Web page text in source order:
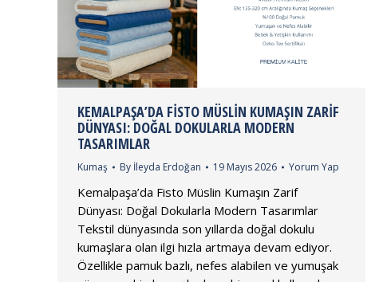
KEMALPAŞA’DA FISTO MÜSLIN KUMAŞIN ZARIF
DÜNYASI: DOĞAL DOKULARLA MODERN
TASARIMLAR
Kumaş By İleyda Erdoğan 19 Mayıs 2026 Yorum Yap
Kemalpaşa’da Fisto Müslin Kumaşın Zarif
Dünyası: Doğal Dokularla Modern Tasarımlar
Tekstil dünyasında son yıllarda doğal dokulu
kumaşlara olan ilgi hızla artmaya devam ediyor.
Özellikle pamuk bazlı, nefes alabilen ve yumuşak